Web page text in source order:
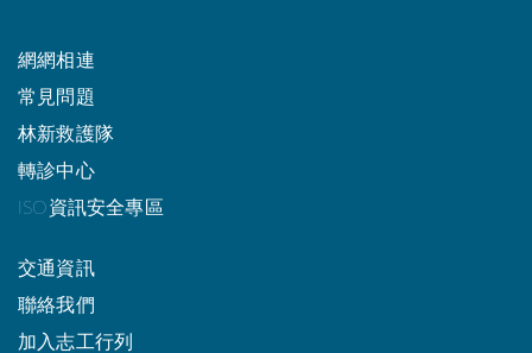
網網相連
常見問題
林新救護隊
轉診中心
ISO資訊安全專區
交通資訊
聯絡我們
加入志工行列